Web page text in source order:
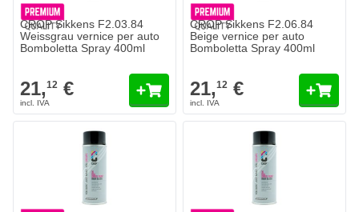
CROP Sikkens F2.03.84
Weissgrau vernice per auto
Bomboletta Spray 400ml
21,12 €
CROP Sikkens F2.06.84
Beige vernice per auto
Bomboletta Spray 400ml
21,12 €